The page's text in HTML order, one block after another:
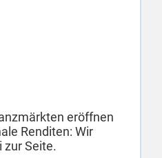
eröffnen
Renditen: Wir
zur Seite.